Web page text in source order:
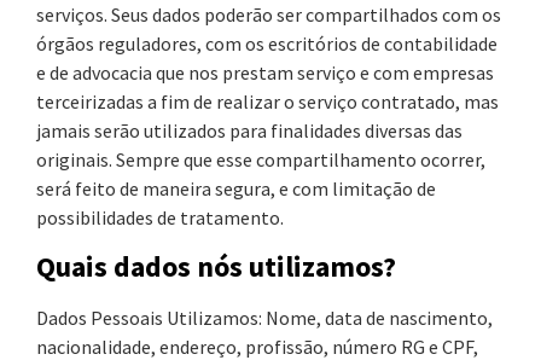
serviços. Seus dados poderão ser compartilhados com os
órgãos reguladores, com os escritórios de contabilidade
e de advocacia que nos prestam serviço e com empresas
terceirizadas a fim de realizar o serviço contratado, mas
jamais serão utilizados para finalidades diversas das
originais. Sempre que esse compartilhamento ocorrer,
será feito de maneira segura, e com limitação de
possibilidades de tratamento.
Quais dados nós utilizamos?
Dados Pessoais Utilizamos: Nome, data de nascimento,
nacionalidade, endereço, profissão, número RG e CPF,